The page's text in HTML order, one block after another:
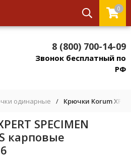
0
8 (800) 700-14-09
Звонок бесплатный по
РФ
одинарные / Крючки Korum
SPECIMEN
карповые